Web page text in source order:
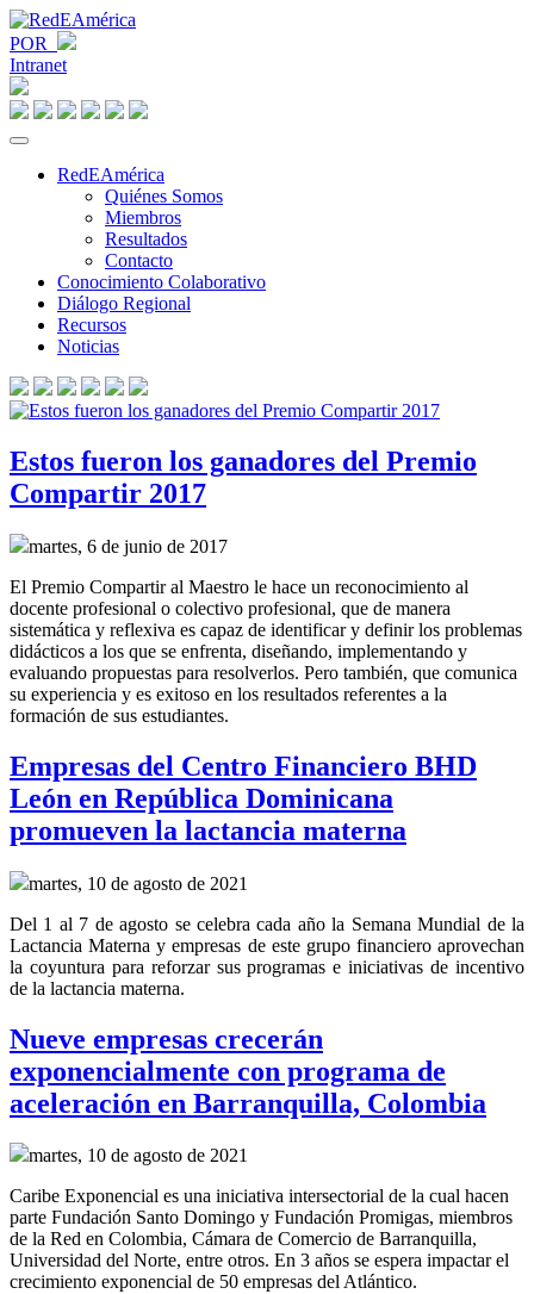
POR
Intranet
RedEAmérica
Quiénes Somos
Miembros
Resultados
Contacto
Conocimiento Colaborativo
Diálogo Regional
Recursos
Noticias
Estos fueron los ganadores del Premio
Compartir 2017
martes, 6 de junio de 2017
El Premio Compartir al Maestro le hace un reconocimiento al
docente profesional o colectivo profesional, que de manera
sistemática y reflexiva es capaz de identificar y definir los problemas
didácticos a los que se enfrenta, diseñando, implementando y
evaluando propuestas para resolverlos. Pero también, que comunica
su experiencia y es exitoso en los resultados referentes a la
formación de sus estudiantes.
Empresas del Centro Financiero BHD
León en República Dominicana
promueven la lactancia materna
martes, 10 de agosto de 2021
Del 1 al 7 de agosto se celebra cada año la Semana Mundial de la
Lactancia Materna y empresas de este grupo financiero aprovechan
la coyuntura para reforzar sus programas e iniciativas de incentivo
de la lactancia materna.
Nueve empresas crecerán
exponencialmente con programa de
aceleración en Barranquilla, Colombia
martes, 10 de agosto de 2021
Caribe Exponencial es una iniciativa intersectorial de la cual hacen
parte Fundación Santo Domingo y Fundación Promigas, miembros
de la Red en Colombia, Cámara de Comercio de Barranquilla,
Universidad del Norte, entre otros. En 3 años se espera impactar el
crecimiento exponencial de 50 empresas del Atlántico.